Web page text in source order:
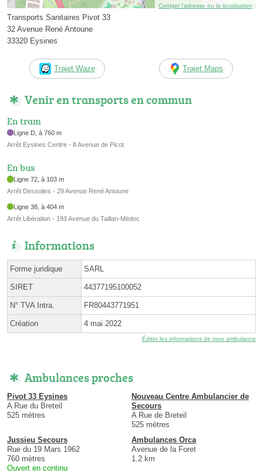
Corriger l’adresse ou la localisation
Transports Sanitaires Pivot 33
32 Avenue René Antoune
33320 Eysines
Trajet Waze Trajet Maps
Venir en transports en commun
En tram
Ligne D, à 760 m
Arrêt Eysines Centre - 8 Avenue de Picot
En bus
Ligne 72, à 103 m
Arrêt Dessolies - 29 Avenue René Antoune
Ligne 38, à 404 m
Arrêt Libération - 193 Avenue du Taillan-Médoc
Informations
Forme juridique SARL
SIRET 44377195100052
N° TVA Intra. FR80443771951
Création 4 mai 2022
Éditer les informations de mon ambulance
Ambulances proches
Pivot 33 Eysines
A Rue du Breteil
525 mètres
Nouveau Centre Ambulancier de
Secours
A Rue de Breteil
525 mètres
Jussieu Secours
Rue du 19 Mars 1962
760 mètres
Ouvert en continu
Ambulances Orca
Avenue de la Foret
1.2 km